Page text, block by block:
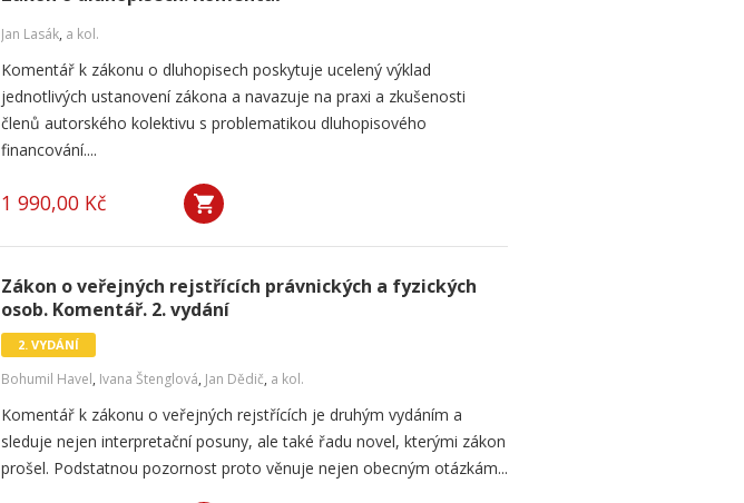
Jan Lasák, a kol.
Komentář k zákonu o dluhopisech poskytuje ucelený výklad
jednotlivých ustanovení zákona a navazuje na praxi a zkušenosti
členů autorského kolektivu s problematikou dluhopisového
financování....
1 990,00 Kč
Zákon o veřejných rejstřících právnických a fyzických
osob. Komentář. 2. vydání
2. VYDÁNÍ
Bohumil Havel, Ivana Štenglová, Jan Dědič, a kol.
Komentář k zákonu o veřejných rejstřících je druhým vydáním a
sleduje nejen interpretační posuny, ale také řadu novel, kterými zákon
prošel. Podstatnou pozornost proto věnuje nejen obecným otázkám...